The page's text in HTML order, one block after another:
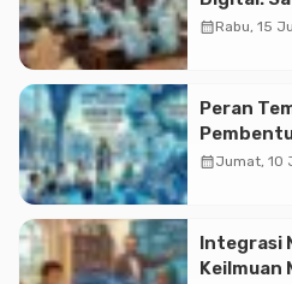
Sambangi
calendar_monthRabu, 15
Peran
Didik:
calendar_monthJumat, 10
Integrasi
Keilmuan